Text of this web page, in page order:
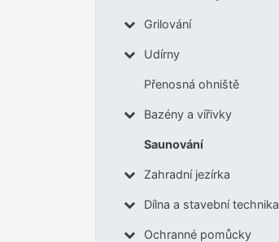
Grilování
Udírny
Přenosná ohniště
Bazény a vířivky
Saunování
Zahradní jezírka
Dílna a stavební technika
Ochranné pomůcky